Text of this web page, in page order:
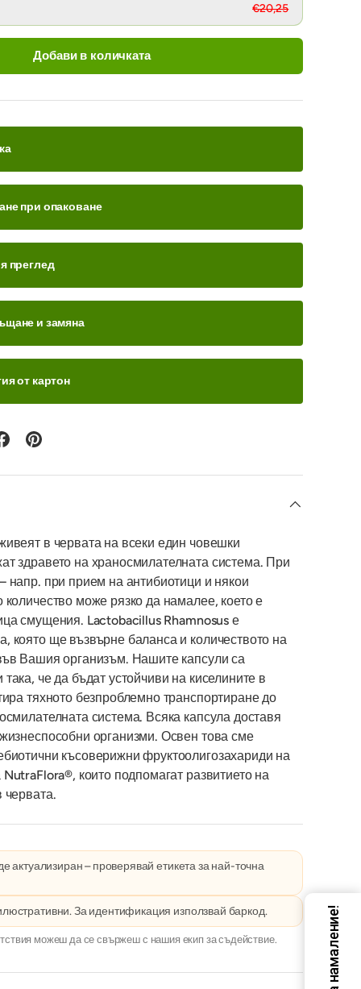
€20,25
Добави в количката
при опаковане
преглед
и замяна
от картон
в червата на всеки един човешки
здравето на храносмилателната система. При
напр. при прием на антибиотици и някои
количество може рязко да намалее, което е
смущения. Lactobacillus Rhamnosus е
която ще възвърне баланса и количеството на
Вашия организъм. Нашите капсули са
че да бъдат устойчиви на киселините в
тяхното безпроблемно транспортиране до
система. Всяка капсула доставя
организми. Освен това сме
късоверижни фруктоолигозахариди на
които подпомагат развитието на
червата.
актуализиран – проверявай етикета за най-точна
За идентификация използвай баркод.
можеш да се свържеш с нашия екип за съдействие.